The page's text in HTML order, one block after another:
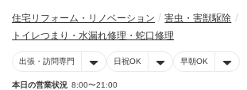
住宅リフォーム・リノベーション
害虫・害獣駆除
トイレつまり・水漏れ修理・蛇口修理
出張・訪問専門 日祝OK 早朝OK
本日の営業状況 8:00〜21:00